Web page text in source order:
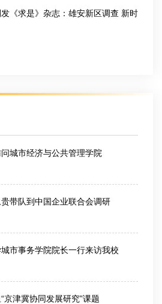
《求是》杂志：雄安新区调查 新时
城市经济与公共管理学院
带队到中国企业联合会调研
市事务学院院长一行来访我校
京津冀协同发展研究”课题